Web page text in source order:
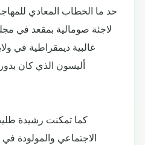
حد ما الخطاب المعادي
لاجئة صومالية بمقعد في
غالبية ديمقراطية في
أليسون الذي كان
كما تمكنت رشيدة
الاجتماعي والمولودة